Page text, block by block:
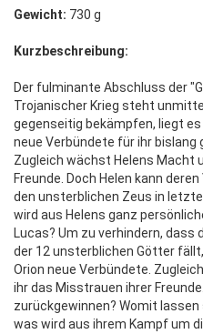
Gewicht: 730 g
Kurzbeschreibung:
Der fulminante Abschluss der
Trojanischer Krieg steht
gegenseitig bekämpfen, liegt es
neue Verbündete für ihr
Zugleich wächst Helens Macht
Freunde. Doch Helen kann
den unsterblichen Zeus in
wird aus Helens ganz
Lucas? Um zu verhindern, dass
der 12 unsterblichen Götter
Orion neue Verbündete.
ihr das Misstrauen ihrer
zurückgewinnen? Womit lassen
was wird aus ihrem Kampf um